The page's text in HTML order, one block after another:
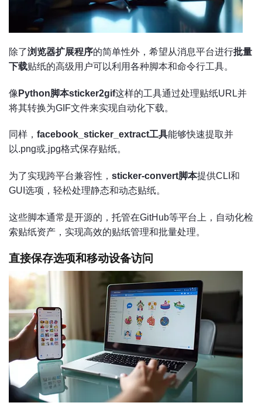
除了浏览器扩展程序的简单性外，希望从消息平台进行批量
下载贴纸的高级用户可以利用各种脚本和命令行工具。
像 Python脚本sticker2gif这样的工具通过处理贴纸URL并
将其转换为GIF文件来实现自动化下载。
同样， facebook_sticker_extract工具能够快速提取并
以.png或.jpg格式保存贴纸。
为了实现跨平台兼容性， sticker-convert脚本提供CLI和
GUI选项，轻松处理静态和动态贴纸。
这些脚本通常是开源的，托管在GitHub等平台上，自动化检
索贴纸资产，实现高效的贴纸管理和批量处理。
直接保存选项和移动设备访问